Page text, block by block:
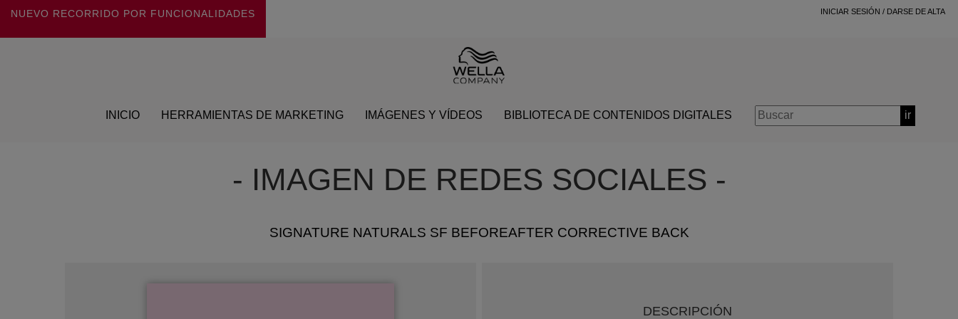
NUEVO RECORRIDO POR FUNCIONALIDADES INICIAR SESIÓN / DARSE DE ALTA
INICIO HERRAMIENTAS DE MARKETING IMÁGENES Y VÍDEOS BIBLIOTECA DE CONTENIDOS DIGITALES ir
- IMAGEN DE REDES SOCIALES -
SIGNATURE NATURALS SF BEFOREAFTER CORRECTIVE BACK
DESCRIPCIÓN